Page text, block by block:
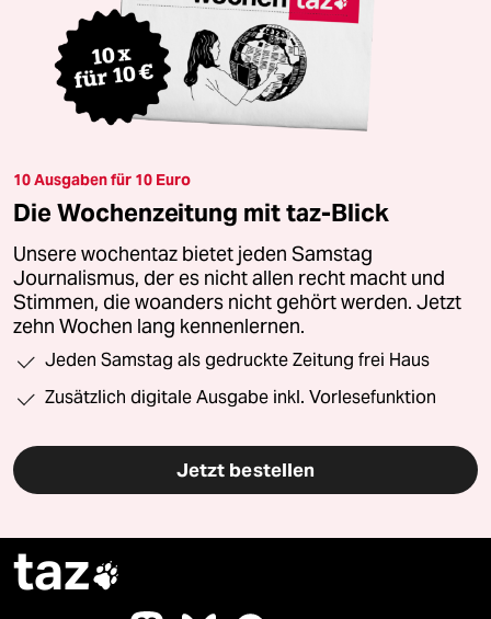
10 Ausgaben für 10 Euro
Die Wochenzeitung mit taz-Blick
Unsere wochentaz bietet jeden Samstag
Journalismus, der es nicht allen recht macht und
Stimmen, die woanders nicht gehört werden. Jetzt
zehn Wochen lang kennenlernen.
Jeden Samstag als gedruckte Zeitung frei Haus
Zusätzlich digitale Ausgabe inkl. Vorlesefunktion
Jetzt bestellen
taz